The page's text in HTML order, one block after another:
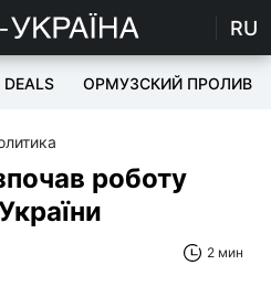
RU
DEALS ОРМУЗСКИЙ ПРОЛИВ
роботу
2 мин